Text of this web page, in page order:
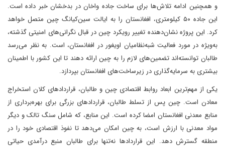
و همچنین ادامه تلاش‌ها برای ساخت جاده واخان در بدخشان خبر داده است.
این جاده ۵۰ کیلومتری، افغانستان را به ایالت سین‌کیانگ چین متصل خواهد
کرد. این پروژه نشان‌دهنده تغییر رویکرد چین در قبال نگرانی‌های امنیتی گذشته،
به‌ویژه در مورد فعالیت شبه‌نظامیان اویغور در افغانستان، است. به نظر می‌رسد
طالبان توانسته‌اند تضمین‌های لازم را به چین ارائه دهند تا این کشور با اطمینان
بیشتری به سرمایه‌گذاری در زیرساخت‌های افغانستان بپردازد.
یکی از مهم‌ترین ابعاد روابط اقتصادی چین و طالبان، قراردادهای کلان استخراج
معادن است. چین پس از تسلط طالبان، قراردادهای بزرگی برای بهره‌برداری از
منابع معدنی افغانستان امضا کرده است. این منابع، که شامل سنگ تالک و دیگر
مواد معدنی با ارزش است، به چین امکان می‌دهد تا نفوذ اقتصادی خود را در
منطقه گسترش دهد. این قراردادها نه‌تنها برای طالبان منبع درآمدی حیاتی